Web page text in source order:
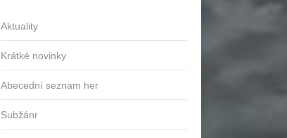
Aktuality
Krátké novinky
Abecední seznam her
Subžánr